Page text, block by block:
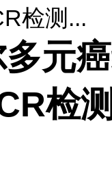
检测...
元
检